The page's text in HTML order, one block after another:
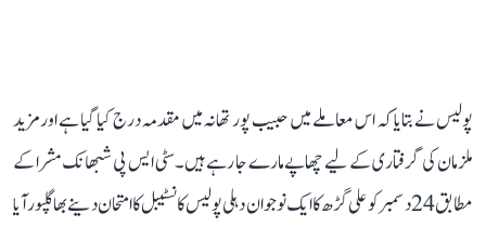
پولیس نے بتایا کہ اس معاملے میں حبیب پور تھانہ میں مقدمہ درج کیا گیا ہے اور مزید
ملزمان کی گرفتاری کے لیے چھاپے مارے جا رہے ہیں۔ سٹی ایس پی شبھانک مشرا کے
مطابق 24 دسمبر کو علی گڑھ کا ایک نوجوان دہلی پولیس کانسٹیبل کا امتحان دینے بھاگلپور آیا